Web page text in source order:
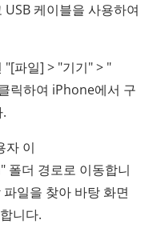
케이블을 사용하여
"[파일] > "기기" > "
릭하여 iPhone에서 구
자 이
더 경로로 이동합니
일을 찾아 바탕 화면
니다.